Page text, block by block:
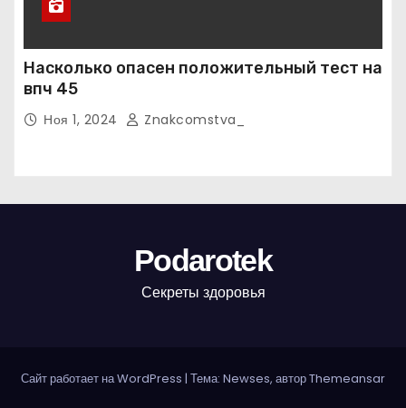
Насколько опасен положительный тест на
впч 45
Ноя 1, 2024 Znakcomstva_
Podarotek
Секреты здоровья
Сайт работает на WordPress | Тема: Newses, авторThemeansar